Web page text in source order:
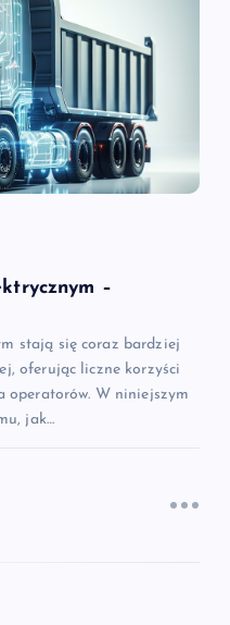
–
stają się coraz bardziej
oferując liczne korzyści
operatorów. W niniejszym
jak…